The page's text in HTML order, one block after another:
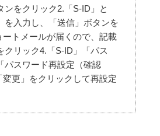
ンをクリック2.「S-ID」と
を入力し、「送信」ボタンを
ートメールが届くので、記載
クリック4.「S-ID」「パス
パスワード再設定（確認
変更」をクリックして再設定